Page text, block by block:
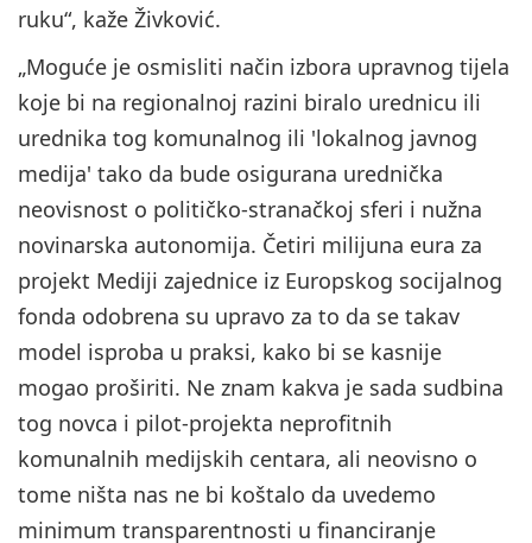
ruku“, kaže Živković.
„Moguće je osmisliti način izbora upravnog tijela
koje bi na regionalnoj razini biralo urednicu ili
urednika tog komunalnog ili 'lokalnog javnog
medija' tako da bude osigurana urednička
neovisnost o političko-stranačkoj sferi i nužna
novinarska autonomija. Četiri milijuna eura za
projekt Mediji zajednice iz Europskog socijalnog
fonda odobrena su upravo za to da se takav
model isproba u praksi, kako bi se kasnije
mogao proširiti. Ne znam kakva je sada sudbina
tog novca i pilot-projekta neprofitnih
komunalnih medijskih centara, ali neovisno o
tome ništa nas ne bi koštalo da uvedemo
minimum transparentnosti u financiranje